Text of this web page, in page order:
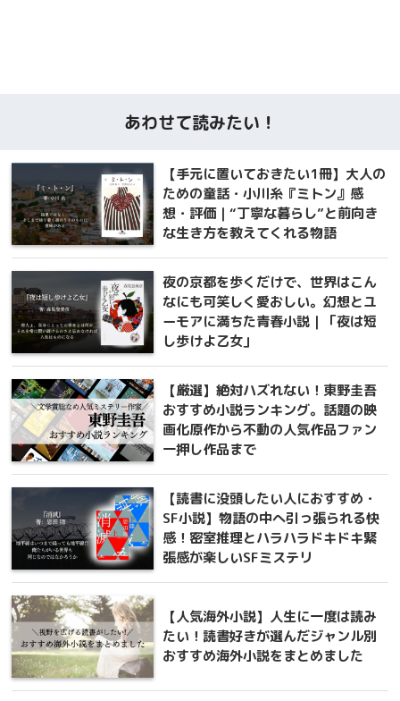
あわせて読みたい！
【手元に置いておきたい1冊】大人の
ための童話・小川糸『ミトン』感
想・評価｜“丁寧な暮らし”と前向き
な生き方を教えてくれる物語
夜の京都を歩くだけで、世界はこん
なにも可笑しく愛おしい。幻想とユ
ーモアに満ちた青春小説｜「夜は短
し歩けよ乙女」
【厳選】絶対ハズれない！東野圭吾
おすすめ小説ランキング。話題の映
画化原作から不動の人気作品ファン
一押し作品まで
【読書に没頭したい人におすすめ・
SF小説】物語の中へ引っ張られる快
感！密室推理とハラハラドキドキ緊
張感が楽しいSFミステリ
【人気海外小説】人生に一度は読み
たい！読書好きが選んだジャンル別
おすすめ海外小説をまとめました